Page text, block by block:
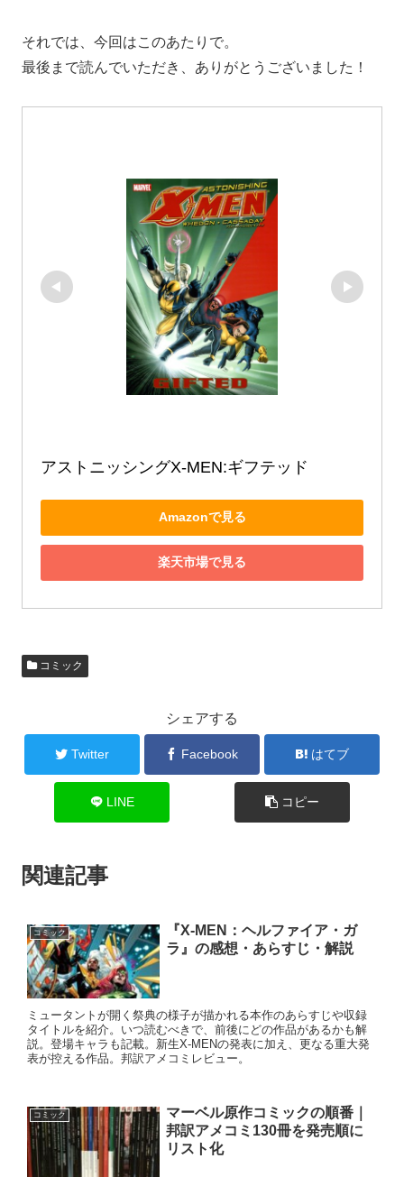
それでは、今回はこのあたりで。
最後まで読んでいただき、ありがとうございました！
アストニッシングX‐MEN:ギフテッド
Amazonで見る
楽天市場で見る
コミック
シェアする
Twitter Facebook はてブ
LINE コピー
関連記事
コミック
『X-MEN：ヘルファイア・ガ
ラ』の感想・あらすじ・解説
ミュータントが開く祭典の様子が描かれる本作のあらすじや収録
タイトルを紹介。いつ読むべきで、前後にどの作品があるかも解
説。登場キャラも記載。新生X-MENの発表に加え、更なる重大発
表が控える作品。邦訳アメコミレビュー。
コミック
マーベル原作コミックの順番｜
邦訳アメコミ130冊を発売順に
リスト化